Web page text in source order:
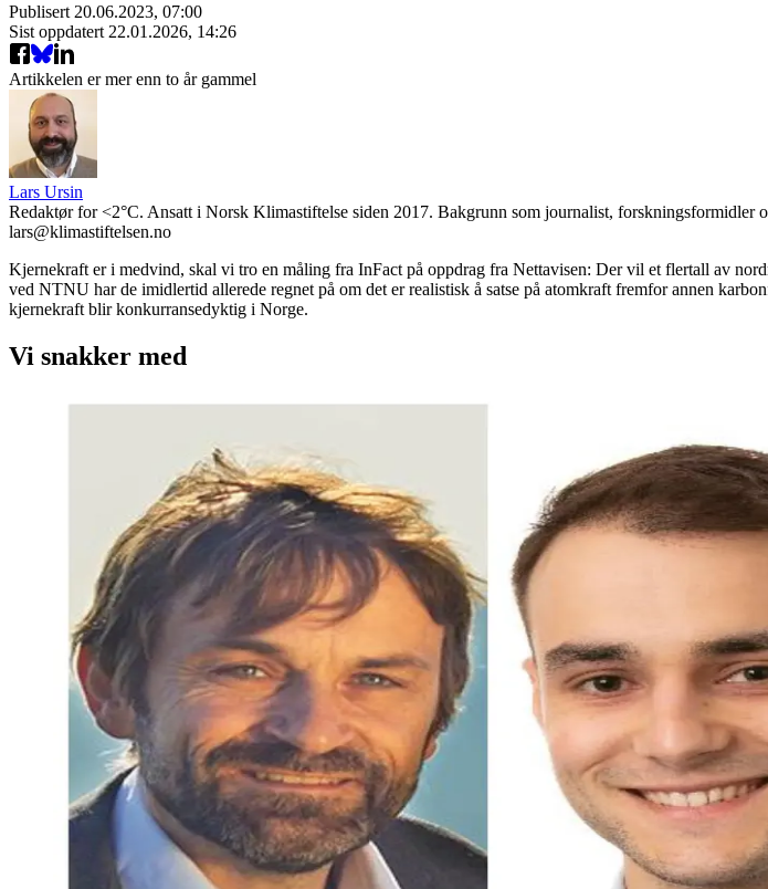
Publisert 20.06.2023, 07:00
Sist oppdatert 22.01.2026, 14:26
Artikkelen er mer enn to år gammel
Lars Ursin
Redaktør for <2°C. Ansatt i Norsk Klimastiftelse siden 2017. Bakgrunn som journalist,
lars@klimastiftelsen.no
Kjernekraft er i medvind, skal vi tro en måling fra InFact på oppdrag fra Nettavisen: Der vil et flertall av
ved NTNU har de imidlertid allerede regnet på om det er realistisk å satse på atomkraft fremfor annen
kjernekraft blir konkurransedyktig i Norge.
Vi snakker med